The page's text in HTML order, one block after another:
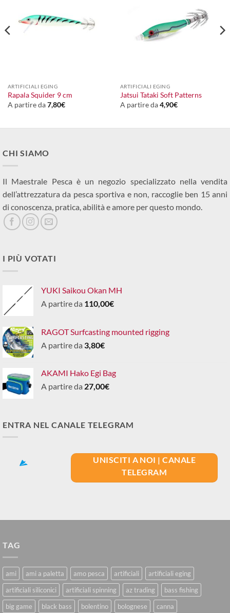
ARTIFICIALI EGING
Rapala Squider 9 cm
A partire da7,80€
ARTIFICIALI EGING
Jatsui Tataki Soft Patterns
A partire da4,90€
CHI SIAMO
Il Maestrale Pesca è un negozio specializzato nella vendita
dell’attrezzatura da pesca sportiva e non, raccoglie ben 15 anni
di conoscenza, pratica, abilità e amore per questo mondo.
I PIÙ VOTATI
YUKI Saikou Okan MH
A partire da 110,00€
RAGOT Surfcasting mounted rigging
A partire da 3,80€
AKAMI Hako Egi Bag
A partire da 27,00€
ENTRA NEL CANALE TELEGRAM
UNISCITI A NOI | CANALE
TELEGRAM
TAG
ami ami a paletta amo pesca artificiali
artificiali eging
artificiali siliconici
artificiali spinning az trading
bass fishing
big game
black bass bolentino bolognese canna